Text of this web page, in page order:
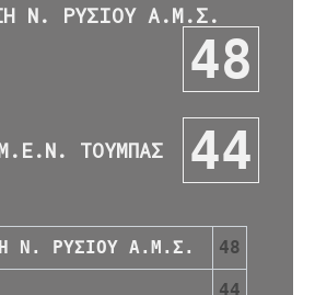
Ν. ΡΥΣΙΟΥ Α.Μ.Σ.
48
ΤΟΥΜΠΑΣ 44
Ν. ΡΥΣΙΟΥ Α.Μ.Σ. 48
44